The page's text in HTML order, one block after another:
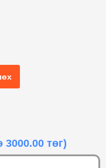
3000.00 төг)